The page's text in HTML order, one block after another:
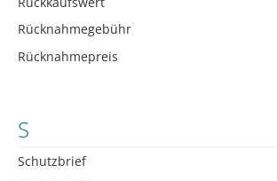
Rücknahmegebühr
Rücknahmepreis
S
Schutzbrief